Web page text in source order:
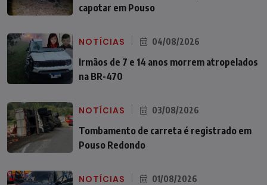
capotar em Pouso
NOTÍCIAS 04/08/2026
Irmãos de 7 e 14 anos morrem atropelados
na BR-470
NOTÍCIAS 03/08/2026
Tombamento de carreta é registrado em
Pouso Redondo
NOTÍCIAS 01/08/2026